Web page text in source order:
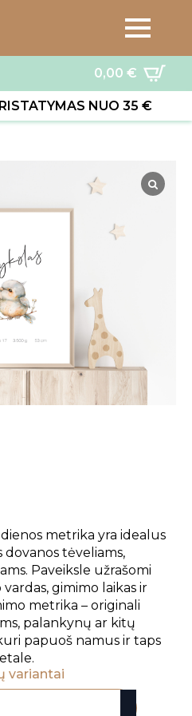
0,00 €
NUO 35 €
metrika yra idealus
tėveliams,
Paveiksle užrašomi
gimimo laikas ir
metrika – originali
palankynų ar kitų
papuoš namus ir taps
variantai